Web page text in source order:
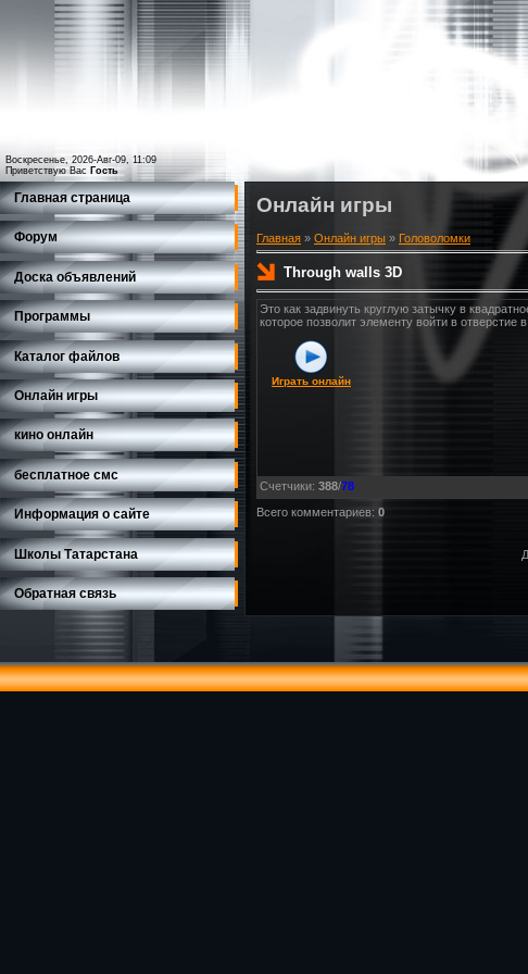
Воскресенье, 2026-Авг-09, 11:09
Приветствую Вас Гость
Главная страница
Форум
Доска объявлений
Программы
Каталог файлов
Онлайн игры
кино онлайн
бесплатное смс
Информация о сайте
Школы Татарстана
Обратная связь
Онлайн игры
Главная » Онлайн игры » Головоломки
Through walls 3D
Это как задвинуть круглую затычку в
которое позволит элементу войти в отверстие в
Играть онлайн
Счетчики: 388/78
Всего комментариев: 0